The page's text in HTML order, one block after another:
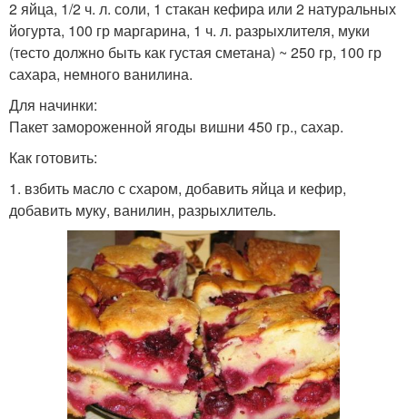
2 яйца, 1/2 ч. л. соли, 1 стакан кефира или 2 натуральных
йогурта, 100 гр маргарина, 1 ч. л. разрыхлителя, муки
(тесто должно быть как густая сметана) ~ 250 гр, 100 гр
сахара, немного ванилина.
Для начинки:
Пакет замороженной ягоды вишни 450 гр., сахар.
Как готовить:
1. взбить масло с схаром, добавить яйца и кефир,
добавить муку, ванилин, разрыхлитель.